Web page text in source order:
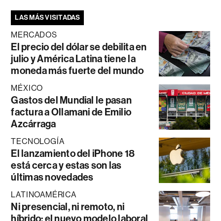
LAS MÁS VISITADAS
MERCADOS
El precio del dólar se debilita en
julio y América Latina tiene la
moneda más fuerte del mundo
MÉXICO
Gastos del Mundial le pasan
factura a Ollamani de Emilio
Azcárraga
TECNOLOGÍA
El lanzamiento del iPhone 18
está cerca y estas son las
últimas novedades
LATINOAMÉRICA
Ni presencial, ni remoto, ni
híbrido: el nuevo modelo laboral